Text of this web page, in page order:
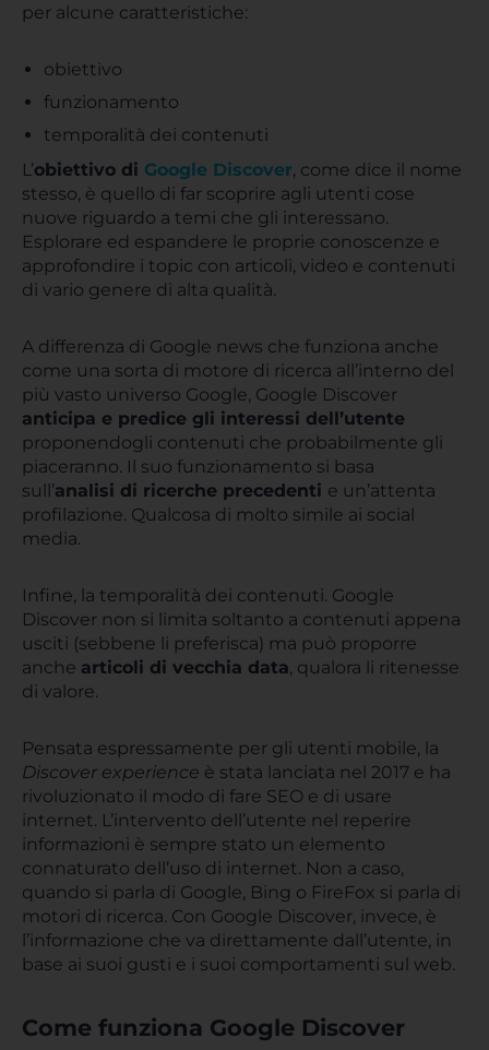
per alcune caratteristiche:
obiettivo
funzionamento
temporalità dei contenuti
L’obiettivo di Google Discover, come dice il nome
stesso, è quello di far scoprire agli utenti cose
nuove riguardo a temi che gli interessano.
Esplorare ed espandere le proprie conoscenze e
approfondire i topic con articoli, video e contenuti
di vario genere di alta qualità.
A differenza di Google news che funziona anche
come una sorta di motore di ricerca all’interno del
più vasto universo Google, Google Discover
anticipa e predice gli interessi dell’utente
proponendogli contenuti che probabilmente gli
piaceranno. Il suo funzionamento si basa
sull’analisi di ricerche precedenti e un’attenta
profilazione. Qualcosa di molto simile ai social
media.
Infine, la temporalità dei contenuti. Google
Discover non si limita soltanto a contenuti appena
usciti (sebbene li preferisca) ma può proporre
anche articoli di vecchia data, qualora li ritenesse
di valore.
Pensata espressamente per gli utenti mobile, la
Discover experience è stata lanciata nel 2017 e ha
rivoluzionato il modo di fare SEO e di usare
internet. L’intervento dell’utente nel reperire
informazioni è sempre stato un elemento
connaturato dell’uso di internet. Non a caso,
quando si parla di Google, Bing o FireFox si parla di
motori di ricerca. Con Google Discover, invece, è
l’informazione che va direttamente dall’utente, in
base ai suoi gusti e i suoi comportamenti sul web.
Come funziona Google Discover